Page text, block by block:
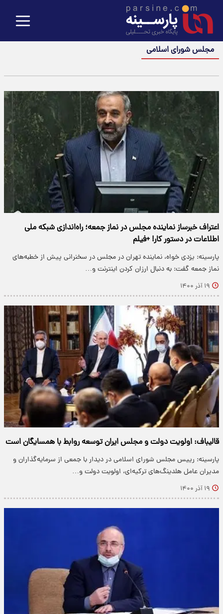
مجلس شورای اسلامی
اعتراف خبرساز نماینده مجلس در نماز جمعه؛ راه‌اندازی شبکه ملی
اطلاعات در دستور کار! +فیلم
پارسینه: یزدی خواه، نماینده تهران در مجلس در سخنرانی پیش از خطبه‌های
نماز جمعه گفت: به دنبال ارزان کردن اینترنت و…
۱۹ آذر ۱۴۰۰
قالیباف: اولویت دولت و مجلس ایران توسعه روابط با همسایگان است
پارسینه: رییس مجلس شورای اسلامی در دیدار با جمعی از سرمایه‌گذاران و
مدیران عامل هلدینگ‌های ترکیه‌ای، اولویت دولت و…
۱۹ آذر ۱۴۰۰